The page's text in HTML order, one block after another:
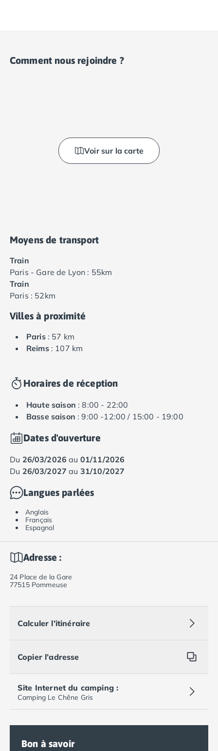
Comment nous rejoindre ?
Voir sur la carte
Moyens de transport
Train
Paris - Gare de Lyon : 55km
Train
Paris : 52km
Villes à proximité
Paris: 57 km
Reims: 107 km
Horaires de réception
Haute saison : 8:00 - 22:00
Basse saison : 9:00 -12:00 / 15:00 - 19:00
Dates d'ouverture
du 26/03/2026 au 01/11/2026
du 26/03/2027 au 31/10/2027
Langues parlées
Anglais
Français
Espagnol
Adresse :
24 Place de la Gare
77515 Pommeuse
Calculer l’itinéraire
Copier l’adresse
Site Internet du camping :
Camping Le Chêne Gris
Bon à savoir